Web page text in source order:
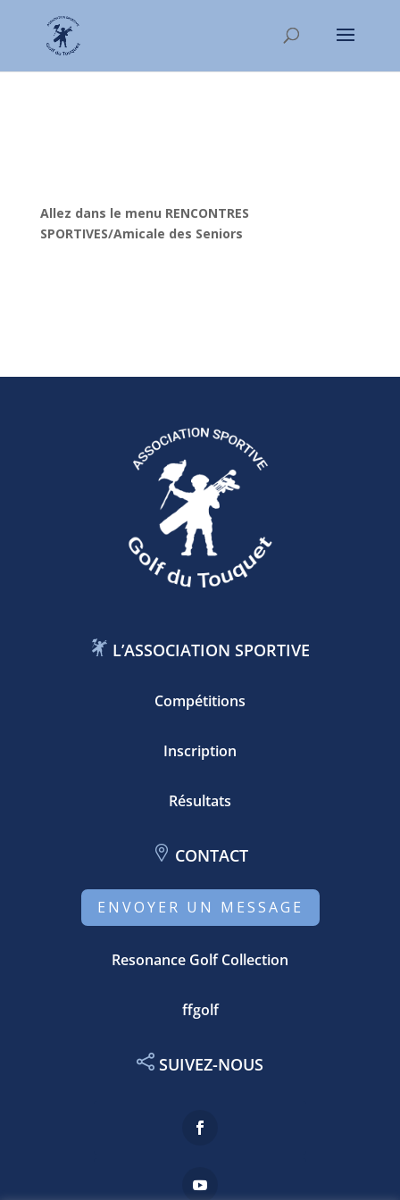
Allez dans le menu RENCONTRES
SPORTIVES/Amicale des Seniors
L’ASSOCIATION SPORTIVE
Compétitions
Inscription
Résultats
CONTACT
ENVOYER UN MESSAGE
Resonance Golf Collection
ffgolf
SUIVEZ-NOUS